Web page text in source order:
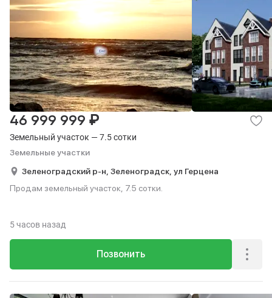
Земельный участок — 7.5 сотки
Земельные участки
46 999 999 ₽
Зеленоградский р-н, Зеленоградск, ул Герцена
Продам земельный участок, 7.5 сотки.
Позвонить
5 часов назад